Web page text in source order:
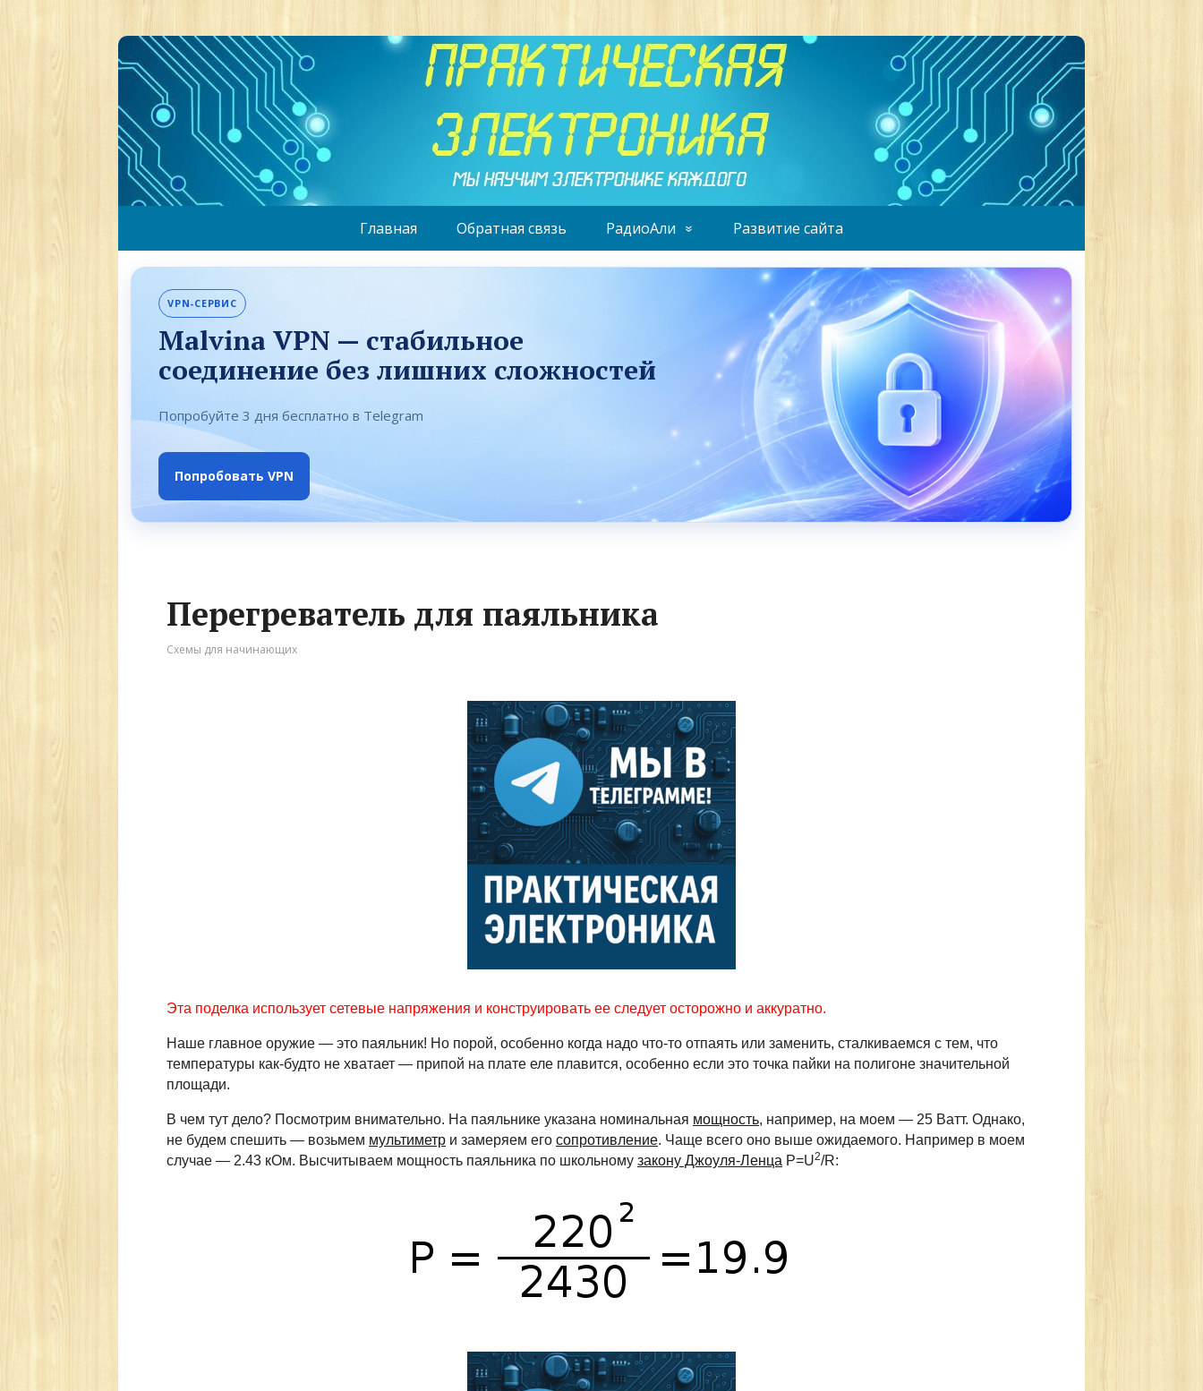
Главная Обратная связь РадиоАли Развитие сайта
VPN-СЕРВИС
Malvina VPN — стабильное
соединение без лишних сложностей
Попробуйте 3 дня бесплатно в Telegram
Попробовать VPN
Перегреватель для паяльника
Схемы для начинающих
Эта поделка использует сетевые напряжения и конструировать ее следует осторожно и аккуратно.
Наше главное оружие — это паяльник! Но порой, особенно когда надо что-то отпаять или заменить, сталкиваемся с тем, что
температуры как-будто не хватает — припой на плате еле плавится, особенно если это точка пайки на полигоне значительной
площади.
В чем тут дело? Посмотрим внимательно. На паяльнике указана номинальная мощность, например, на моем — 25 Ватт. Однако,
не будем спешить — возьмем мультиметр и замеряем его сопротивление. Чаще всего оно выше ожидаемого. Например в моем
случае — 2.43 кОм. Высчитываем мощность паяльника по школьному закону Джоуля-Ленца P=U2/R: